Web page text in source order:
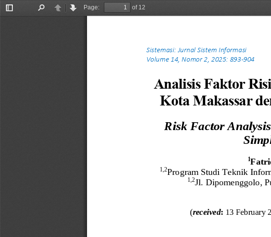
Toggle
PreviousNext
Page:
of 12
Sistemasi: Jurnal Sistem Informasi
Volume 14, Nomor 2, 2025: 893-904
Analisis Faktor
Kota Makassar
Risk Factor
1
1,2Program Studi Teknik
1,2Jl. Dipomenggolo,
(received: 13 February